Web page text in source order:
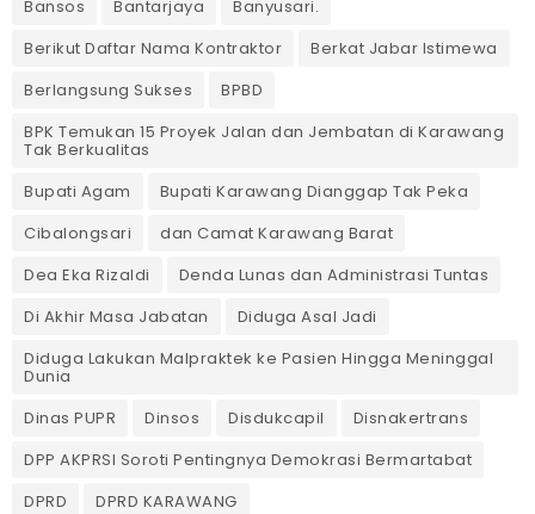
Bansos
Bantarjaya
Banyusari.
Berikut Daftar Nama Kontraktor
Berkat Jabar Istimewa
Berlangsung Sukses
BPBD
BPK Temukan 15 Proyek Jalan dan Jembatan di Karawang
Tak Berkualitas
Bupati Agam
Bupati Karawang Dianggap Tak Peka
Cibalongsari
dan Camat Karawang Barat
Dea Eka Rizaldi
Denda Lunas dan Administrasi Tuntas
‎Di Akhir Masa Jabatan
Diduga Asal Jadi
Diduga Lakukan Malpraktek ke Pasien Hingga Meninggal
Dunia
Dinas PUPR
Dinsos Disdukcapil
Disnakertrans
DPP AKPRSI Soroti Pentingnya Demokrasi Bermartabat
DPRD
DPRD KARAWANG